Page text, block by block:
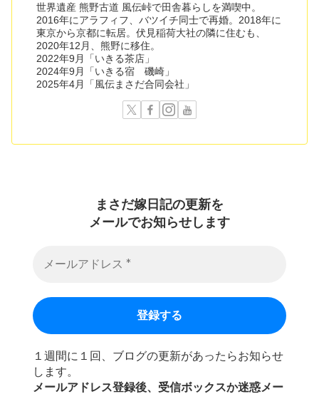
世界遺産 熊野古道 風伝峠で田舎暮らしを満喫中。
2016年にアラフィフ、バツイチ同士で再婚。2018年に
東京から京都に転居。伏見稲荷大社の隣に住むも、
2020年12月、熊野に移住。
2022年9月「いきる茶店」
2024年9月「いきる宿 磯崎」
2025年4月「風伝まさだ合同会社」
まさだ嫁日記の更新を
メールでお知らせします
１週間に１回、ブログの更新があったらお知らせ
します。
メールアドレス登録後、受信ボックスか迷惑メー